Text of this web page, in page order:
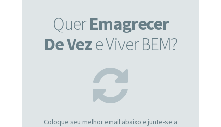
QuerEmagrecer
De Veze Viver BEM?
Coloque seu melhor email abaixo e junte-se a